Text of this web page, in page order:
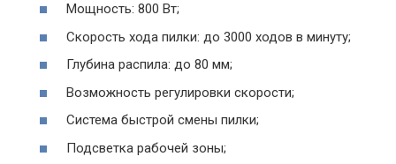
Мощность: 800 Вт;
Скорость хода пилки: до 3000 ходов в минуту;
Глубина распила: до 80 мм;
Возможность регулировки скорости;
Система быстрой смены пилки;
Подсветка рабочей зоны;